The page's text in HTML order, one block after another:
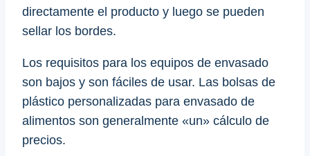
directamente el producto y luego se pueden
sellar los bordes.
Los requisitos para los equipos de envasado
son bajos y son fáciles de usar. Las bolsas de
plástico personalizadas para envasado de
alimentos son generalmente «un» cálculo de
precios.